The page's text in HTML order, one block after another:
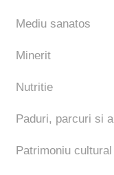
Mediu sanatos
Minerit
Nutritie
Paduri, parcuri si
Patrimoniu cultural